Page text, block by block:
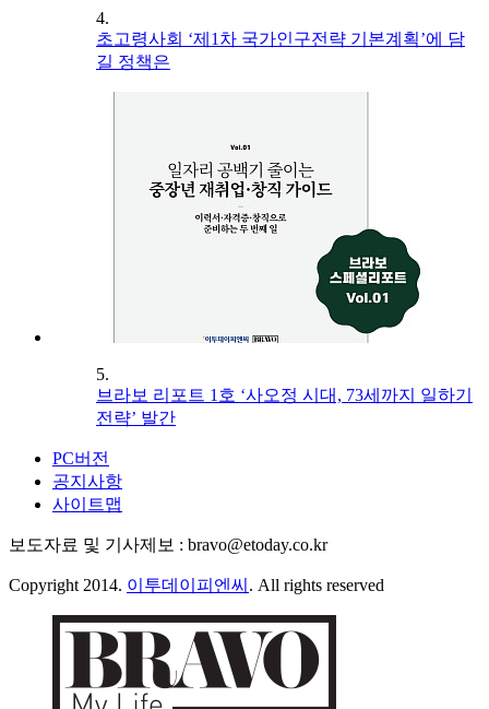
4.
초고령사회 ‘제1차 국가인구전략 기본계획’에 담
길 정책은
5.
브라보 리포트 1호 ‘사오정 시대, 73세까지 일하기
전략’ 발간
PC버전
공지사항
사이트맵
보도자료 및 기사제보 : bravo@etoday.co.kr
Copyright 2014. 이투데이피엔씨 . All rights reserved